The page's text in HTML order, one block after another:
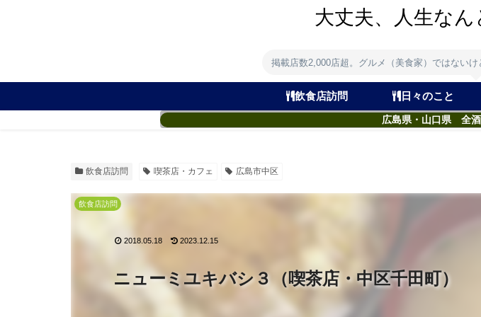
大丈夫、人生なん
掲載店数2,000店超。グルメ（美食家）ではない
飲食店訪問 日々のこと
広島県・山口県 全
飲食店訪問 喫茶店・カフェ 広島市中区
ニューミユキバシ３（喫茶店・中区千田町）
飲食店訪問
2018.05.18 2023.12.15